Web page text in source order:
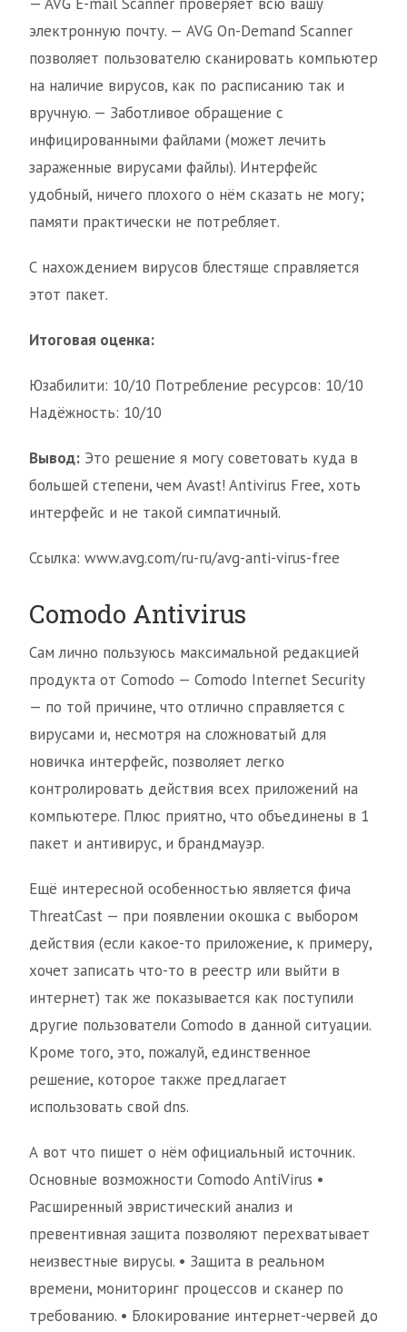
электронную почту. — AVG On-Demand Scanner
позволяет пользователю сканировать компьютер
на наличие вирусов, как по расписанию так и
вручную. — Заботливое обращение с
инфицированными файлами (может лечить
зараженные вирусами файлы). Интерфейс
удобный, ничего плохого о нём сказать не могу;
памяти практически не потребляет.
С нахождением вирусов блестяще справляется
этот пакет.
Итоговая оценка:
Юзабилити: 10/10 Потребление ресурсов: 10/10
Надёжность: 10/10
Вывод: Это решение я могу советовать куда в
большей степени, чем Avast! Antivirus Free, хоть
интерфейс и не такой симпатичный.
Ссылка: www.avg.com/ru-ru/avg-anti-virus-free
Comodo Antivirus
Сам лично пользуюсь максимальной редакцией
продукта от Сomodo — Comodo Internet Security
— по той причине, что отлично справляется с
вирусами и, несмотря на сложноватый для
новичка интерфейс, позволяет легко
контролировать действия всех приложений на
компьютере. Плюс приятно, что объединены в 1
пакет и антивирус, и брандмауэр.
Ещё интересной особенностью является фича
ThreatCast — при появлении окошка с выбором
действия (если какое-то приложение, к примеру,
хочет записать что-то в реестр или выйти в
интернет) так же показывается как поступили
другие пользователи Comodo в данной ситуации.
Кроме того, это, пожалуй, единственное
решение, которое также предлагает
использовать свой dns.
А вот что пишет о нём официальный источник.
Основные возможности Comodo AntiVirus •
Расширенный эвристический анализ и
превентивная защита позволяют перехватывает
неизвестные вирусы. • Защита в реальном
времени, мониторинг процессов и сканер по
требованию. • Блокирование интернет-червей до